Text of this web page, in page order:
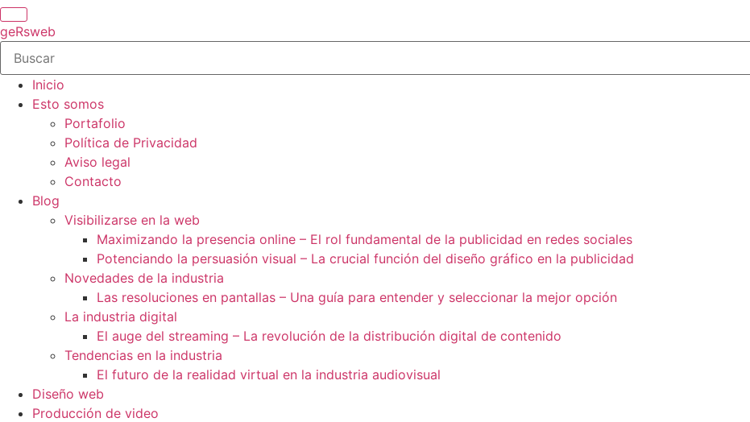
geRsweb
Inicio
Esto somos
Portafolio
Política de Privacidad
Aviso legal
Contacto
Blog
Visibilizarse en la web
Maximizando la presencia online – El rol fundamental de la publicidad en redes sociales
Potenciando la persuasión visual – La crucial función del diseño gráfico en la publicidad
Novedades de la industria
Las resoluciones en pantallas – Una guía para entender y seleccionar la mejor opción
La industria digital
El auge del streaming – La revolución de la distribución digital de contenido
Tendencias en la industria
El futuro de la realidad virtual en la industria audiovisual
Diseño web
Producción de video